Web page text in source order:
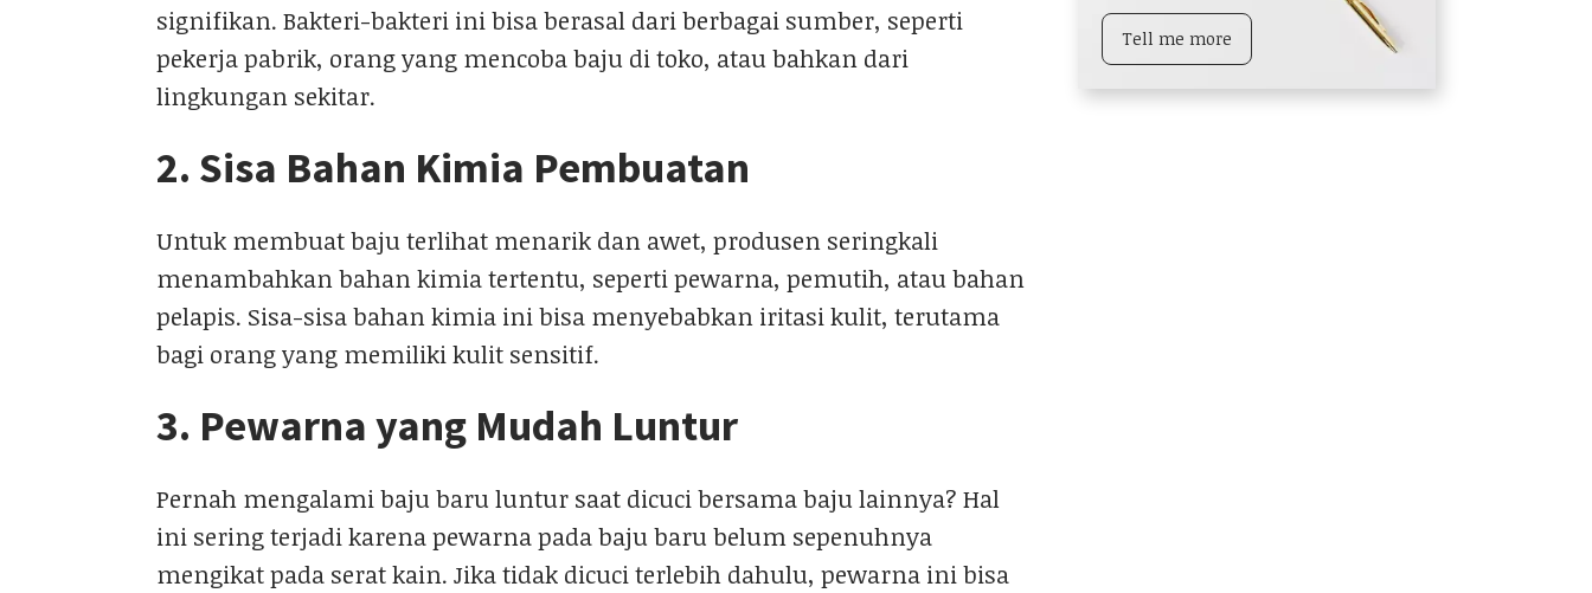
signifikan. Bakteri-bakteri ini bisa berasal dari berbagai sumber, seperti
pekerja pabrik, orang yang mencoba baju di toko, atau bahkan dari
lingkungan sekitar.
2. Sisa Bahan Kimia Pembuatan
Untuk membuat baju terlihat menarik dan awet, produsen seringkali
menambahkan bahan kimia tertentu, seperti pewarna, pemutih, atau bahan
pelapis. Sisa-sisa bahan kimia ini bisa menyebabkan iritasi kulit, terutama
bagi orang yang memiliki kulit sensitif.
3. Pewarna yang Mudah Luntur
Pernah mengalami baju baru luntur saat dicuci bersama baju lainnya? Hal
ini sering terjadi karena pewarna pada baju baru belum sepenuhnya
mengikat pada serat kain. Jika tidak dicuci terlebih dahulu, pewarna ini bisa
Tell me more